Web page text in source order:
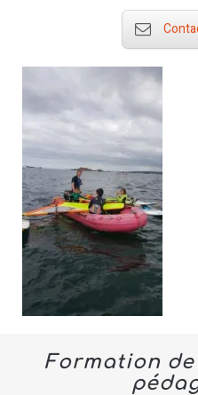
Formation